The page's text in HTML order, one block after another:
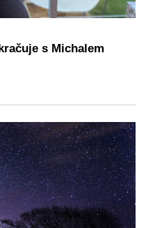
s Michalem